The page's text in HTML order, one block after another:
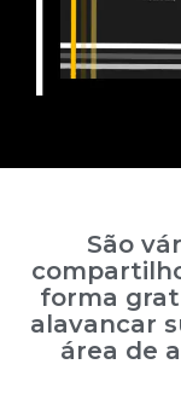
São
forma
alavancar
área de